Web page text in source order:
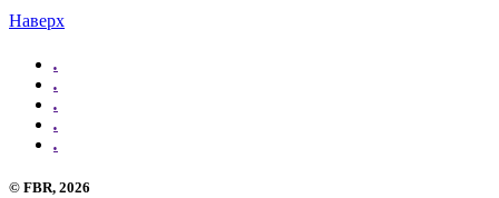
Наверх
.
.
.
.
.
© FBR, 2026